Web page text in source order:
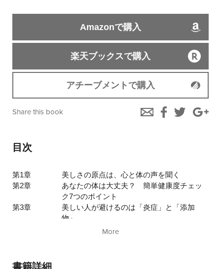
Amazonで購入
楽天ブックスで購入
アチーブメントで購入
Share this book
目次
第1章
美しさの原点は、心と体の声を聞く
第2章
あなたの体は大丈夫？ 簡単健康度チェッ
ク7つのポイント
第3章
美しい人が避けるのは「炎症」と「添加
物」
美しい人はこれを食べている
More
書籍詳細